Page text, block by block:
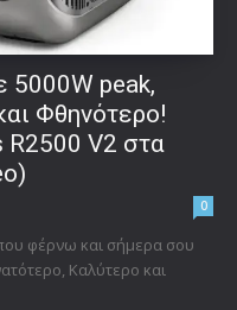
5000W peak,
Φθηνότερο!
V2 στα
0
φέρνω και σήμερα σου
Καλύτερο και